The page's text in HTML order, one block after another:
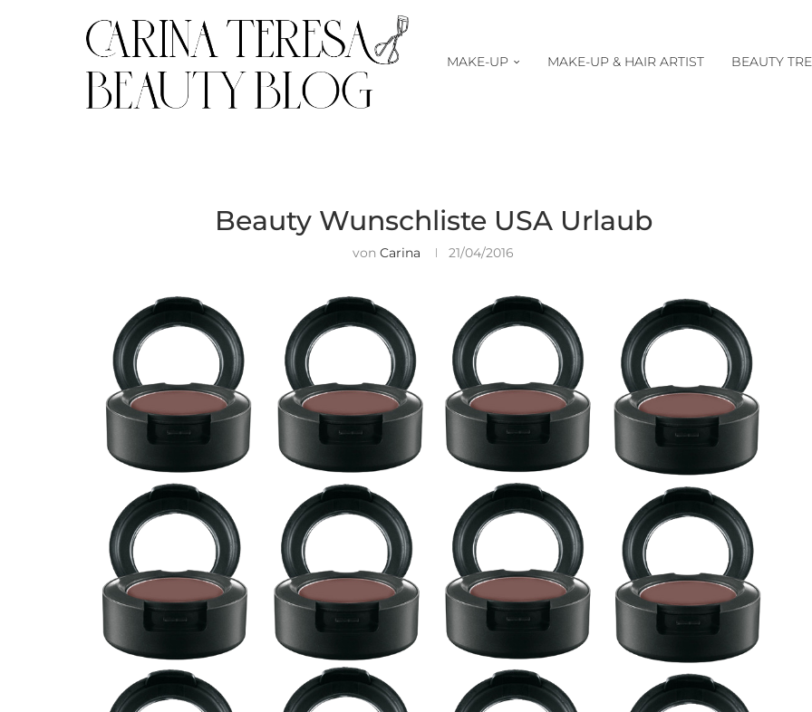
MAKE-UP MAKE-UP & HAIR ARTIST BEAUTY
Beauty Wunschliste USA Urlaub
vonCarina 21/04/2016